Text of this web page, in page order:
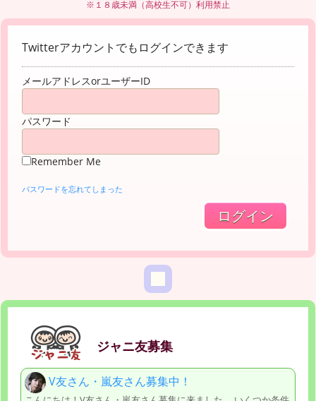
※１８歳未満（高校生不可）利用禁止
Twitterアカウントでもログインできます
メールアドレスorユーザーID
パスワード
Remember Me
パスワードを忘れてしまった
ジャニ友募集
V友さん・嵐友さん募集中！